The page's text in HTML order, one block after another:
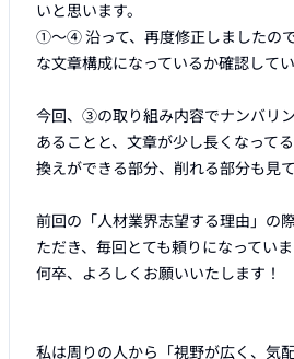
いと思います。
①〜④ 沿って、再度修正しましたの
な文章構成になっているか確認して
今回、③の取り組み内容でナンバリ
あることと、文章が少し長くなって
換えができる部分、削れる部分も見
前回の「人材業界志望する理由」の
ただき、毎回とても頼りになってい
何卒、よろしくお願いいたします！
私は周りの人から「視野が広く、気